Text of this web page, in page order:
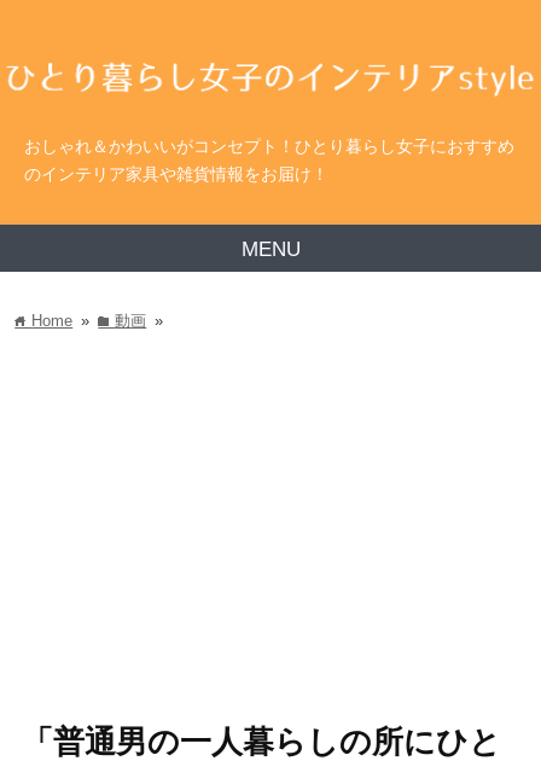
おしゃれ＆かわいいがコンセプト！ひとり暮らし女子におすすめ
のインテリア家具や雑貨情報をお届け！
MENU
home Home » folder動画 »
「普通男の一人暮らしの所にひと